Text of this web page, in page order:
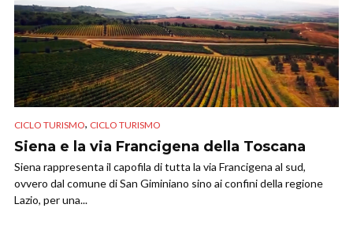
CICLO TURISMO, CICLO TURISMO
Siena e la via Francigena della Toscana
Siena rappresenta il capofila di tutta la via Francigena al sud,
ovvero dal comune di San Giminiano sino ai confini della regione
Lazio, per una...